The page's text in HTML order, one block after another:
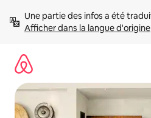
directement
Afficher dans la langue d'origine